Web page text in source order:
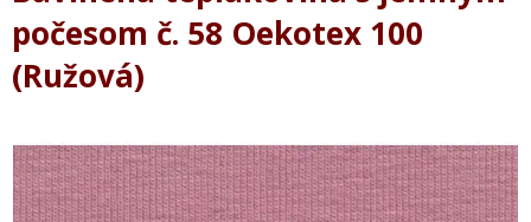
počesom č. 58 Oekotex 100
(Ružová)